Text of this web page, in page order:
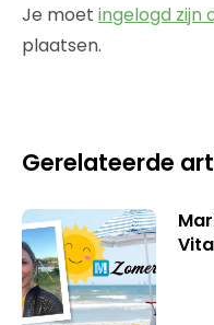
Je moet ingelogd zijn
plaatsen.
Gerelateerde